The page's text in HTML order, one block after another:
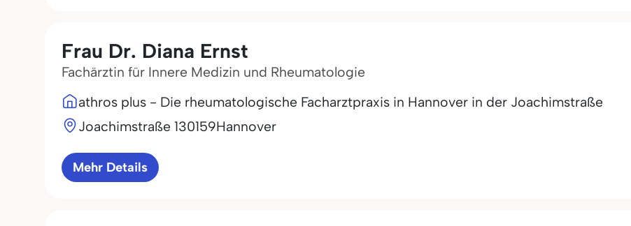
Frau Dr. Diana Ernst
Fachärztin für Innere Medizin und Rheumatologie
athros plus - Die rheumatologische Facharztpraxis in Hannover in der Joachimstraße
Joachimstraße 130159Hannover
Mehr Details